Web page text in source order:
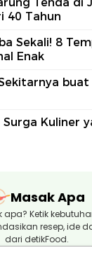
40 Tahun
Sekali! 8
Enak
Kuliner
Masak Apa
Ketik
resep, ide
dari detikFood.